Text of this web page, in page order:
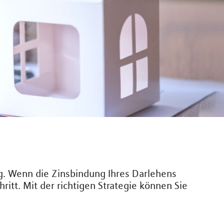
die Zinsbindung Ihres Darlehens
Mit der richtigen Strategie können Sie